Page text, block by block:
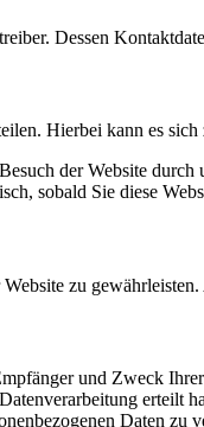
Dessen
Hierbei kann es
der Website
sobald Sie diese
zu
und Zweck
Daten